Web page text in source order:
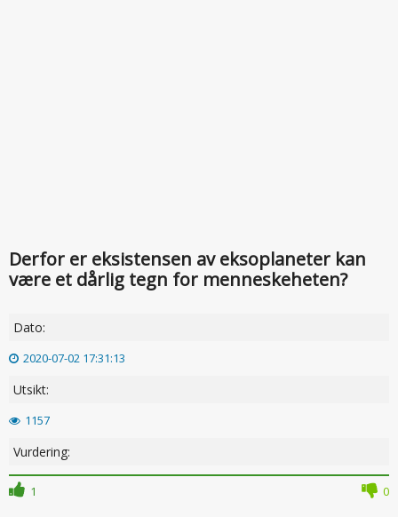
Derfor er eksistensen av eksoplaneter kan
være et dårlig tegn for menneskeheten?
Dato:
2020-07-02 17:31:13
Utsikt:
1157
Vurdering:
1 0